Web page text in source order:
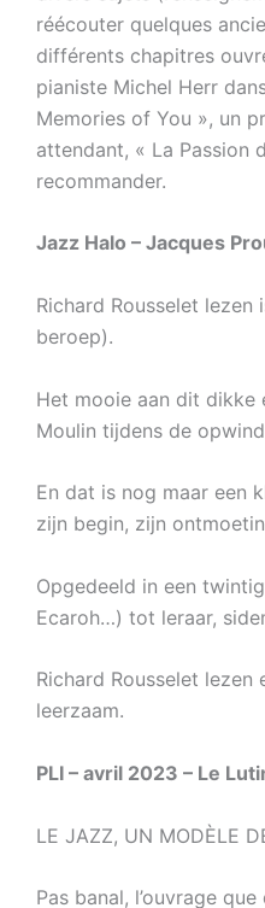
réécouter quelques
différents chapitres
pianiste Michel Herr
Memories of You », un
attendant, « La Passion
recommander.
Jazz Halo – Jacques
Richard Rousselet
beroep).
Het mooie aan dit dikke
Moulin tijdens de
En dat is nog maar een
zijn begin, zijn
Opgedeeld in een
Ecaroh…) tot leraar,
Richard Rousselet
leerzaam.
PLI – avril 2023 – Le
LE JAZZ, UN MODÈLE
Pas banal, l’ouvrage